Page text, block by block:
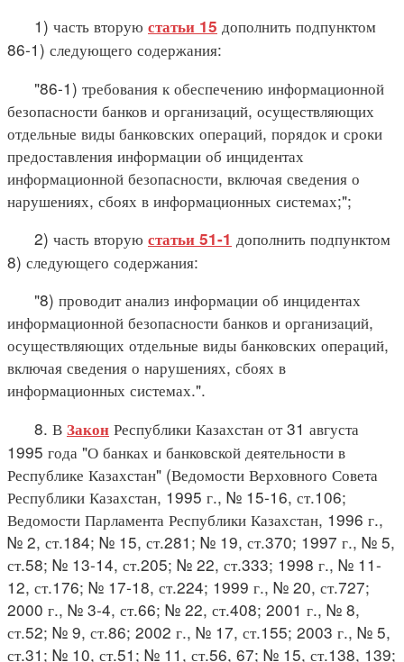
1) часть вторую статьи 15 дополнить подпунктом
86-1) следующего содержания:
"86-1) требования к обеспечению информационной
безопасности банков и организаций, осуществляющих
отдельные виды банковских операций, порядок и сроки
предоставления информации об инцидентах
информационной безопасности, включая сведения о
нарушениях, сбоях в информационных системах;";
2) часть вторую статьи 51-1 дополнить подпунктом
8) следующего содержания:
"8) проводит анализ информации об инцидентах
информационной безопасности банков и организаций,
осуществляющих отдельные виды банковских операций,
включая сведения о нарушениях, сбоях в
информационных системах.".
8. В Закон Республики Казахстан от 31 августа
1995 года "О банках и банковской деятельности в
Республике Казахстан" (Ведомости Верховного Совета
Республики Казахстан, 1995 г., № 15-16, ст.106;
Ведомости Парламента Республики Казахстан, 1996 г.,
№ 2, ст.184; № 15, ст.281; № 19, ст.370; 1997 г., № 5,
ст.58; № 13-14, ст.205; № 22, ст.333; 1998 г., № 11-
12, ст.176; № 17-18, ст.224; 1999 г., № 20, ст.727;
2000 г., № 3-4, ст.66; № 22, ст.408; 2001 г., № 8,
ст.52; № 9, ст.86; 2002 г., № 17, ст.155; 2003 г., № 5,
ст.31; № 10, ст.51; № 11, ст.56, 67; № 15, ст.138, 139;